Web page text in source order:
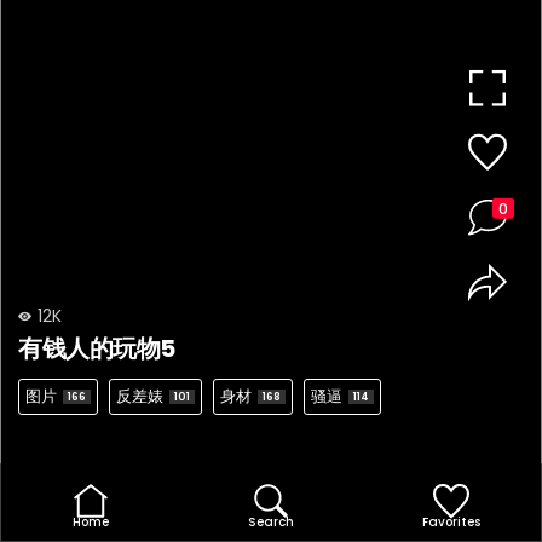
12K
有钱人的玩物5
图片 166 反差婊 101 身材 168 骚逼 114
0
Home Search Favorites